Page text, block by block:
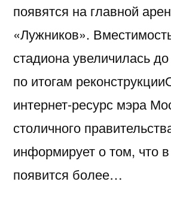
появятся на главной
«Лужников».
стадиона увеличилась
по итогам
интернет-ресурс мэра
столичного
информирует о том, что
появится более…